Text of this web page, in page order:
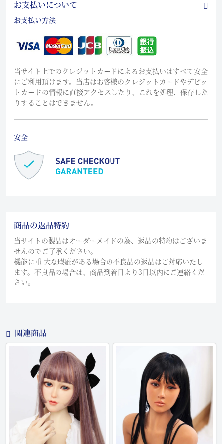
お支払いについて
お支払い方法
当サイト上でのクレジットカードによるお支払いはすべて安全
にご利用頂けます。当店はお客様のクレジットカードやデビッ
トカードの情報に直接アクセスしたり、これを処理、保存した
りすることはできません。
安全
商品の返品特約
当サイトの製品はオーダーメイドの為、返品の特約はございま
せんのでご了承ください。
機能に重 大な瑕疵がある場合の不良品の返品はご対応いたし
ます。不良品の場合は、商品到着日より3日以内にご連絡くだ
さい。
関連商品